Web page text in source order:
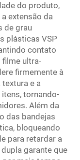
do produto,
extensão da
de grau
plásticas VSP
contato
filme ultra-
firmemente à
e a
tornando-
Além da
das bandejas
bloqueando
para retardar a
garante que